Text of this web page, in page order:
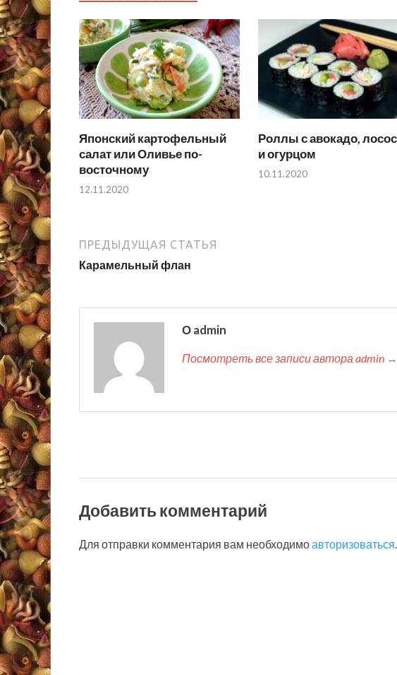
Японский картофельный
салат или Оливье по-
восточному
12.11.2020
Роллы с авокадо,
и огурцом
10.11.2020
ПРЕДЫДУЩАЯ СТАТЬЯ
Карамельный флан
О admin
Посмотреть все записи автора admin →
Добавить комментарий
Для отправки комментария вам необходимоавторизоваться